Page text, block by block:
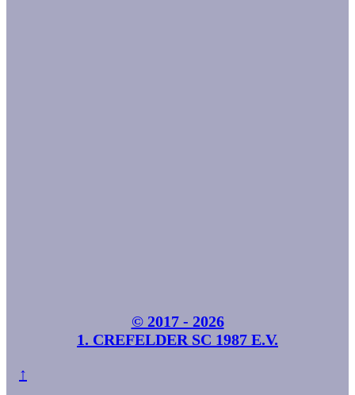
© 2017 - 2026
1. CREFELDER SC 1987 E.V.
↑